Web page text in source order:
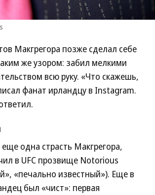
Макгрегора позже сделал себе
же узором: забил мелкими
всю руку. «Что скажешь,
фанат ирландцу в Instagram.
одна страсть Макгрегора,
в UFC прозвище Notorious
«печально известный»). Еще в
был «чист»: первая